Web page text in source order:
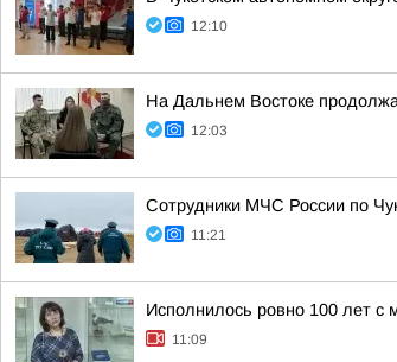
12:10
На Дальнем Востоке
12:03
Сотрудники МЧС России по
11:21
Исполнилось ровно 100 лет с
11:09